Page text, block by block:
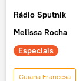
Grupo Wagner
América do Sul
Rádio Sputnik
Melissa Rocha
Especiais
Guiana Francesa